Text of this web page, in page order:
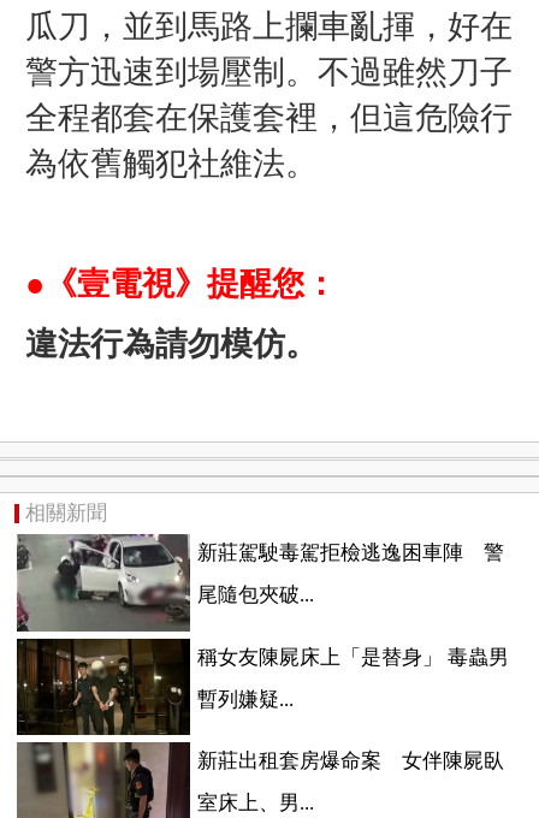
瓜刀，並到馬路上攔車亂揮，好在
警方迅速到場壓制。不過雖然刀子
全程都套在保護套裡，但這危險行
為依舊觸犯社維法。
●《壹電視》提醒您：
違法行為請勿模仿。
相關新聞
新莊駕駛毒駕拒檢逃逸困車陣 警
尾隨包夾破...
稱女友陳屍床上「是替身」 毒蟲男
暫列嫌疑...
新莊出租套房爆命案 女伴陳屍臥
室床上、男...